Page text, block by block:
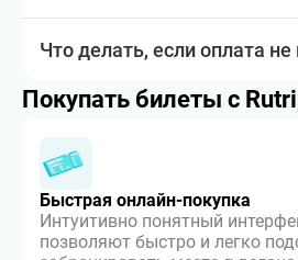
Что делать, если оплата не
Покупать билеты с
Быстрая онлайн-покупка
Интуитивно понятный
позволяют быстро и легко